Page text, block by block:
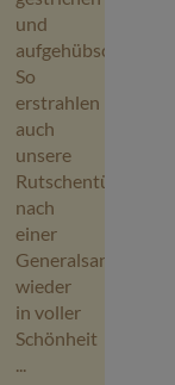
und
aufgehübscht.
So
erstrahlen
auch
unsere
Rutschentürme
nach
einer
Generalsanierung
wieder
in voller
Schönheit
...